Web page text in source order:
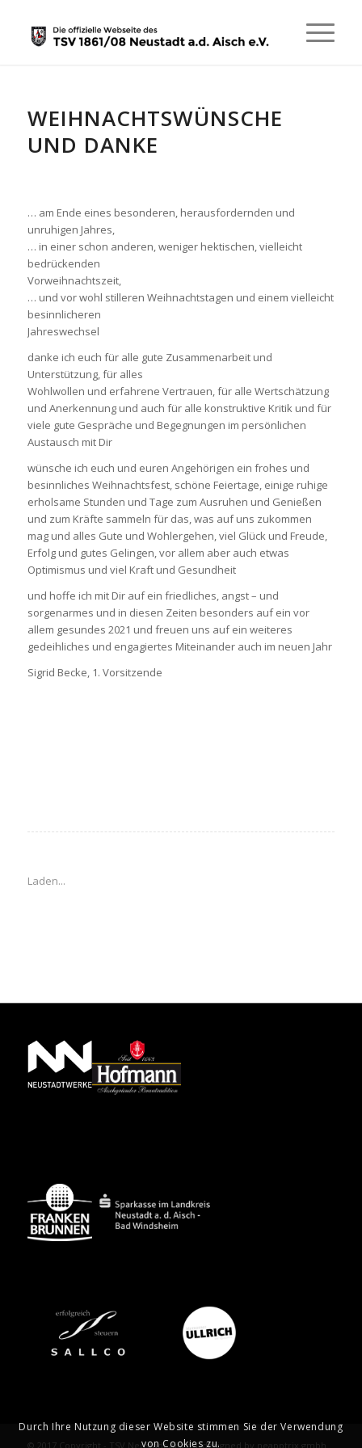
WEIHNACHTSWÜNSCHE
UND DANKE
… am Ende eines besonderen, herausfordernden und
unruhigen Jahres,
… in einer schon anderen, weniger hektischen, vielleicht
bedrückenden
Vorweihnachtszeit,
… und vor wohl stilleren Weihnachtstagen und einem vielleicht
besinnlicheren
Jahreswechsel
danke ich euch für alle gute Zusammenarbeit und
Unterstützung, für alles
Wohlwollen und erfahrene Vertrauen, für alle Wertschätzung
und Anerkennung und auch für alle konstruktive Kritik und für
viele gute Gespräche und Begegnungen im persönlichen
Austausch mit Dir
wünsche ich euch und euren Angehörigen ein frohes und
besinnliches Weihnachtsfest, schöne Feiertage, einige ruhige
erholsame Stunden und Tage zum Ausruhen und Genießen
und zum Kräfte sammeln für das, was auf uns zukommen
mag und alles Gute und Wohlergehen, viel Glück und Freude,
Erfolg und gutes Gelingen, vor allem aber auch etwas
Optimismus und viel Kraft und Gesundheit
und hoffe ich mit Dir auf ein friedliches, angst – und
sorgenarmes und in diesen Zeiten besonders auf ein vor
allem gesundes 2021 und freuen uns auf ein weiteres
gedeihliches und engagiertes Miteinander auch im neuen Jahr
Sigrid Becke, 1. Vorsitzende
Laden...
© 2017 Copyright - TSV Neustadt Aisch | designed by neapptrix gmbh
Durch Ihre Nutzung dieser Website stimmen Sie der Verwendung
von Cookies zu.